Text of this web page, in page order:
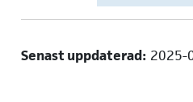
Senast uppdaterad: 2025-